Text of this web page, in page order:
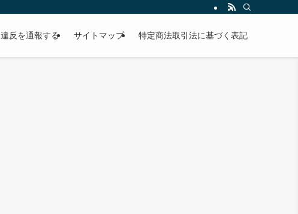
違反を通報する サイトマップ 特定商法取引法に基づく表記